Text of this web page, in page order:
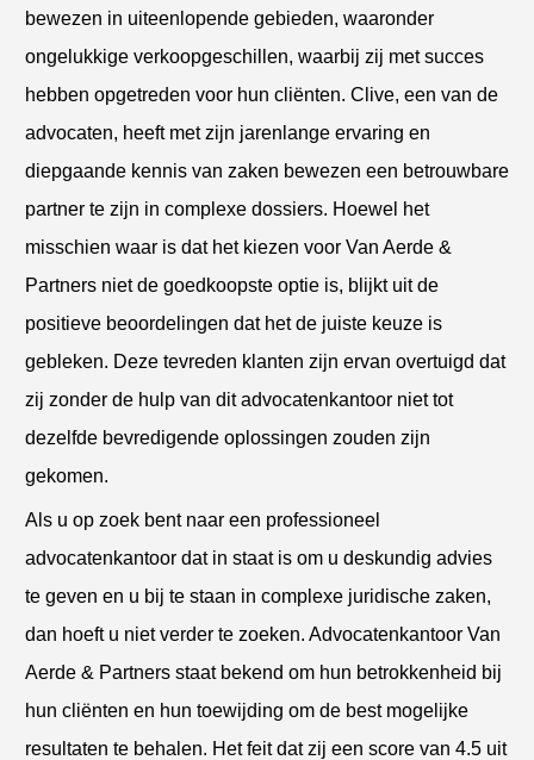
bewezen in uiteenlopende gebieden, waaronder
ongelukkige verkoopgeschillen, waarbij zij met succes
hebben opgetreden voor hun cliënten. Clive, een van de
advocaten, heeft met zijn jarenlange ervaring en
diepgaande kennis van zaken bewezen een betrouwbare
partner te zijn in complexe dossiers. Hoewel het
misschien waar is dat het kiezen voor Van Aerde &
Partners niet de goedkoopste optie is, blijkt uit de
positieve beoordelingen dat het de juiste keuze is
gebleken. Deze tevreden klanten zijn ervan overtuigd dat
zij zonder de hulp van dit advocatenkantoor niet tot
dezelfde bevredigende oplossingen zouden zijn
gekomen.
Als u op zoek bent naar een professioneel
advocatenkantoor dat in staat is om u deskundig advies
te geven en u bij te staan in complexe juridische zaken,
dan hoeft u niet verder te zoeken. Advocatenkantoor Van
Aerde & Partners staat bekend om hun betrokkenheid bij
hun cliënten en hun toewijding om de best mogelijke
resultaten te behalen. Het feit dat zij een score van 4.5 uit